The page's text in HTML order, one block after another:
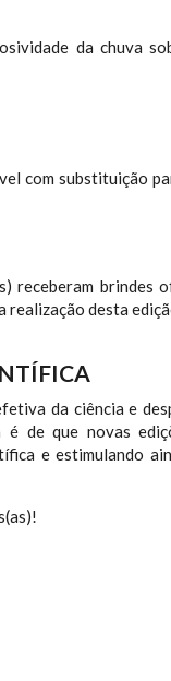
da chuva
com substituição
receberam brindes
desta
da ciência e
de que novas
e estimulando